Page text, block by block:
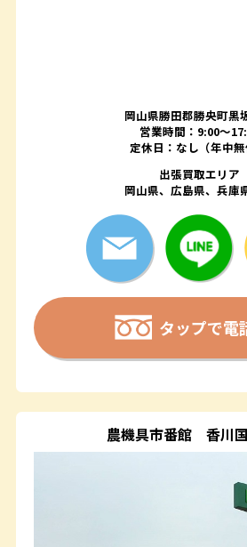
岡山県勝田郡勝央町黒
営業時間：9:00～
定休日：なし（年中無
出張買取エリア
岡山県、広島県、兵庫
タップで電
農機具市番館 香川